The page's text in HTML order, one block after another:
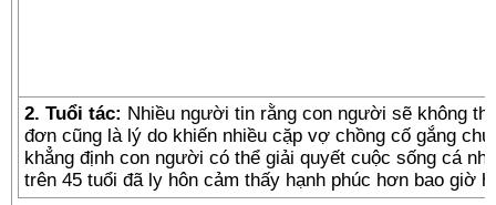
2. Tuổi tác: Nhiều người tin rằng con người sẽ không
đơn cũng là lý do khiến nhiều cặp vợ chồng cố gắng
khẳng định con người có thể giải quyết cuộc sống cá
trên 45 tuổi đã ly hôn cảm thấy hạnh phúc hơn bao giờ